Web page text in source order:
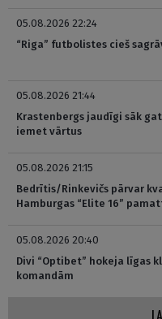
05.08.2026 22:24
“Riga” futbolistes cieš
05.08.2026 21:44
Krastenbergs jaudīgi sāk
iemet vārtus
05.08.2026 21:15
Bedrītis/Rinkevičs pārvar
Hamburgas “Elite 16”
05.08.2026 20:40
Divi “Optibet” hokeja līgas
komandām